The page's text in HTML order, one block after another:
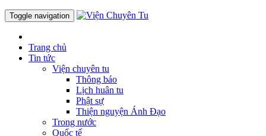
Toggle navigation
Trang chủ
Tin tức
Viện chuyên tu
Thông báo
Lịch huân tu
Phật sự
Thiện nguyện Ánh Đạo
Trong nước
Quốc tế